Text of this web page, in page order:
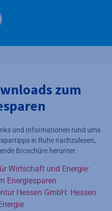
zum
und Informationen rund ums
in Ruhe nachzulesen,
Broschüre herunter.
Wirtschaft und Energie:
Energiesparen
Hessen GmbH: Hessen